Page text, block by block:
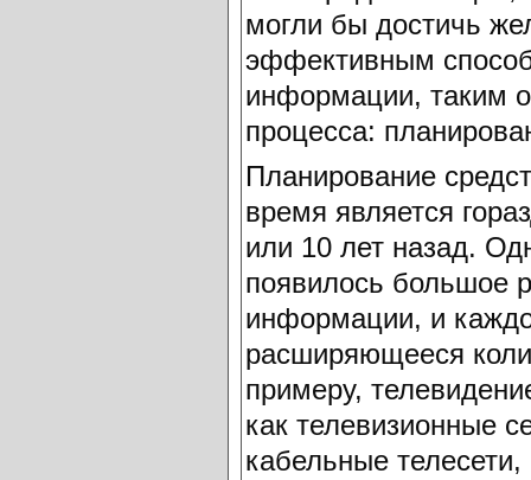
могли бы достичь
эффективным
информации, таким
процесса:
Планирование
время является
или 10 лет назад.
появилось большое
информации, и
расширяющееся
примеру,
как телевизионные
кабельные